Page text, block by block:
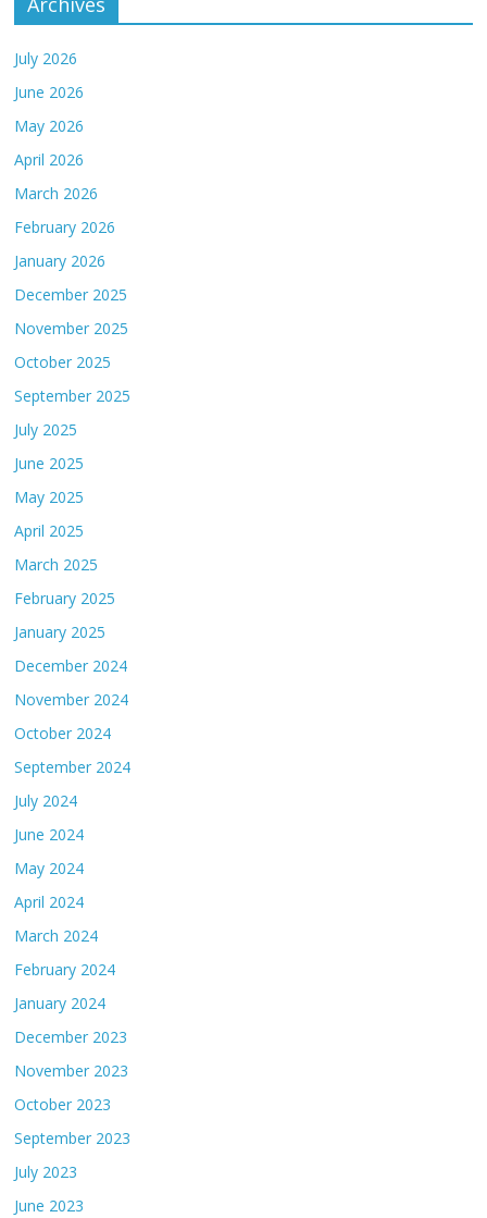
July 2026
June 2026
May 2026
April 2026
March 2026
February 2026
January 2026
December 2025
November 2025
October 2025
September 2025
July 2025
June 2025
May 2025
April 2025
March 2025
February 2025
January 2025
December 2024
November 2024
October 2024
September 2024
July 2024
June 2024
May 2024
April 2024
March 2024
February 2024
January 2024
December 2023
November 2023
October 2023
September 2023
July 2023
June 2023